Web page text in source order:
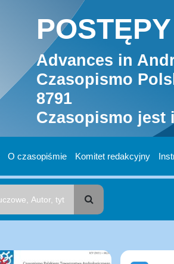
Advances in
Czasopismo
8791
Czasopismo jest
O czasopiśmie Komitet redakcyjny